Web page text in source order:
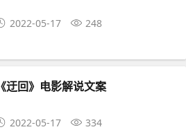
2022-05-17 248
《迂回》电影解说文案
2022-05-17 334